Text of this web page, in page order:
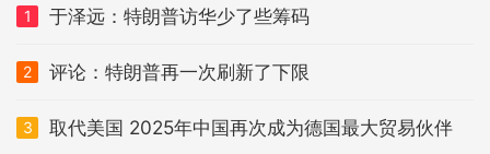
1 于泽远：特朗普访华少了些筹码
2 评论：特朗普再一次刷新了下限
3 取代美国 2025年中国再次成为德国最大贸易伙伴